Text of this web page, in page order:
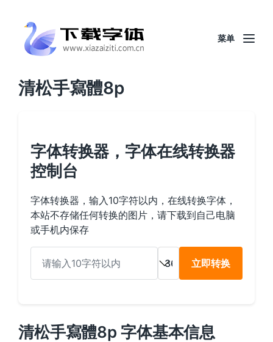
菜单
清松手寫體8p
字体转换器，字体在线转换器
控制台
字体转换器，输入10字符以内，在线转换字体，
本站不存储任何转换的图片，请下载到自己电脑
或手机内保存
立即转换
清松手寫體8p 字体基本信息